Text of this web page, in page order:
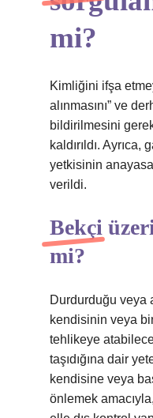
mi?
Kimliğini ifşa
alınmasını” ve
bildirilmesini
kaldırıldı. Ayrıca,
yetkisinin
verildi.
Bekçi
mi?
Durdurduğu veya
kendisinin veya bir
tehlikeye
taşıdığına dair
kendisine veya
önlemek